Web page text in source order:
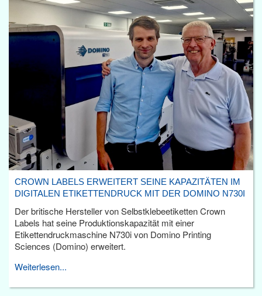
CROWN LABELS ERWEITERT SEINE KAPAZITÄTEN IM
DIGITALEN ETIKETTENDRUCK MIT DER DOMINO N730I
Der britische Hersteller von Selbstklebeetiketten Crown
Labels hat seine Produktionskapazität mit einer
Etikettendruckmaschine N730i von Domino Printing
Sciences (Domino) erweitert.
Weiterlesen...